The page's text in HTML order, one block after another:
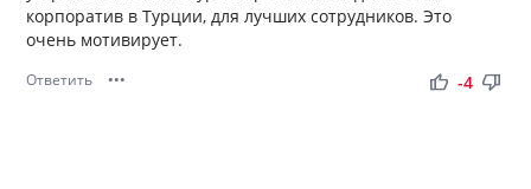
корпоратив в Турции, для лучших сотрудников. Это
очень мотивирует.
Ответить ••• thumb_up thumb_down
-4